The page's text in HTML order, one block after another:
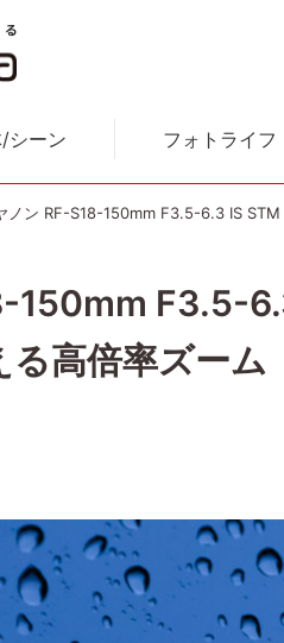
シーン フォトライフ
ノン RF-S18-150mm F3.5-6.3 IS
150mm F3.5-
る高倍率ズーム